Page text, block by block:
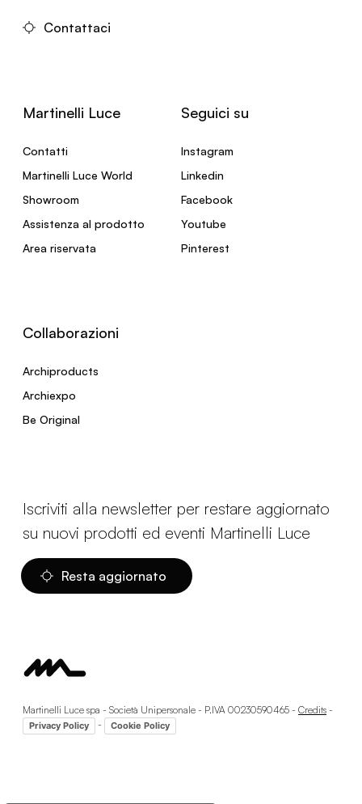
Contattaci
Martinelli Luce
Contatti
Martinelli Luce World
Showroom
Assistenza al prodotto
Area riservata
Seguici su
Instagram
Linkedin
Facebook
Youtube
Pinterest
Collaborazioni
Archiproducts
Archiexpo
Be Original
Iscriviti alla newsletter per restare aggiornato
su nuovi prodotti ed eventi Martinelli Luce
Resta aggiornato
Martinelli Luce spa - Società Unipersonale - P.IVA 00230590465 - Credits -
Privacy Policy - Cookie Policy